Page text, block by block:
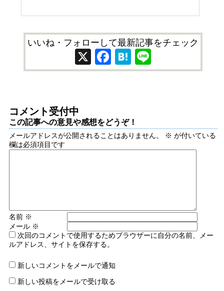
いいね・フォローして最新記事をチェック
X Facebook
Hatena
コメント受付中
この記事への意見や感想をどうぞ！
メールアドレスが公開されることはありません。 ※ が付いている
欄は必須項目です
名前 ※
メール ※
次回のコメントで使用するためブラウザーに自分の名前、メー
ルアドレス、サイトを保存する。
新しいコメントをメールで通知
新しい投稿をメールで受け取る